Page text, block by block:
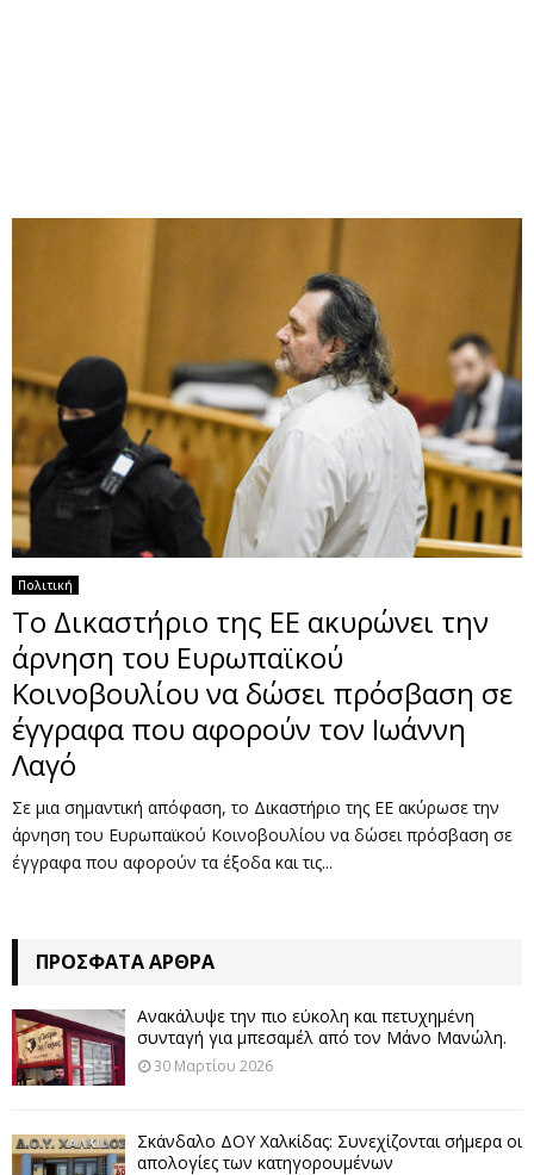
U
Πολιτική
Το Δικαστήριο της ΕΕ ακυρώνει την
άρνηση του Ευρωπαϊκού
Κοινοβουλίου να δώσει πρόσβαση σε
έγγραφα που αφορούν τον Ιωάννη
Λαγό
Σε μια σημαντική απόφαση, το Δικαστήριο της ΕΕ ακύρωσε την
άρνηση του Ευρωπαϊκού Κοινοβουλίου να δώσει πρόσβαση σε
έγγραφα που αφορούν τα έξοδα και τις...
ΠΡΌΣΦΑΤΑ ΆΡΘΡΑ
Ανακάλυψε την πιο εύκολη και πετυχημένη
συνταγή για μπεσαμέλ από τον Μάνο Μανώλη.
30 Μαρτίου 2026
Σκάνδαλο ΔΟΥ Χαλκίδας: Συνεχίζονται σήμερα οι
απολογίες των κατηγορουμένων